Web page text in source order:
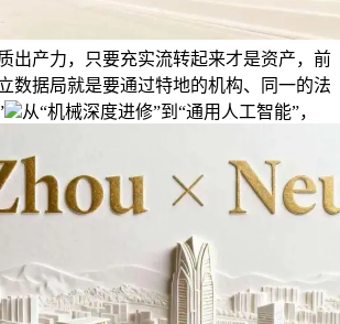
出产力，只要充实流转起来才是资产，前
数据局就是要通过特地的机构、同一的法
从“机械深度进修”到“通用人工智能”，